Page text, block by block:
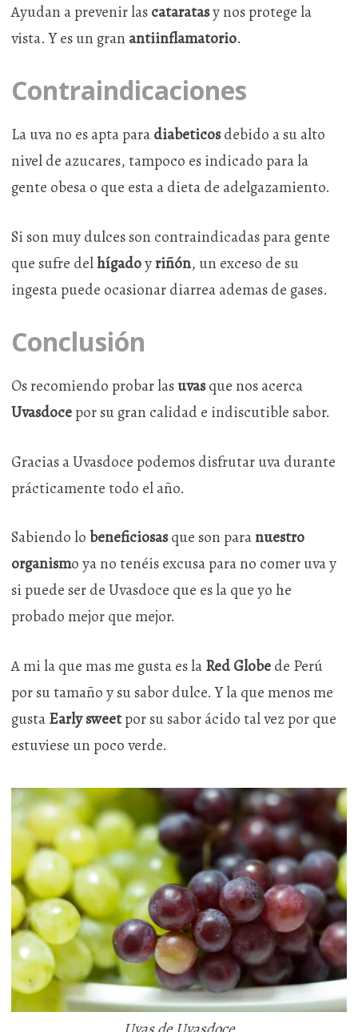
Ayudan a prevenir lascataratasy nos protege la
vista. Y es un gran antiinflamatorio.
Contraindicaciones
La uva no es apta paradiabeticosdebido a su alto
nivel de azucares, tampoco es indicado para la
gente obesa o que esta a dieta de adelgazamiento.
Si son muy dulces son contraindicadas para gente
que sufre delhígadoyriñón, un exceso de su
ingesta puede ocasionar diarrea ademas de gases.
Conclusión
Os recomiendo probar lasuvasque nos acerca
Uvasdocepor su gran calidad e indiscutible sabor.
Gracias a Uvasdoce podemos disfrutar uva durante
prácticamente todo el año.
Sabiendo lo beneficiosasque son paranuestro
organismo ya no tenéis excusa para no comer uva y
si puede ser de Uvasdoce que es la que yo he
probado mejor que mejor.
A mi la que mas me gusta es laRed Globede Perú
por su tamaño y su sabor dulce. Y la que menos me
gustaEarly sweetpor su sabor ácido tal vez por que
estuviese un poco verde.